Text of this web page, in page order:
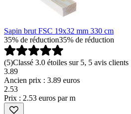
Sapin brut FSC 19x32 mm 330 cm
35% de réduction35% de réduction
(5)Classé 3.0 étoiles sur 5, 5 avis clients
3.89
Ancien prix : 3.89 euros
2.53
Prix : 2.53 euros par m